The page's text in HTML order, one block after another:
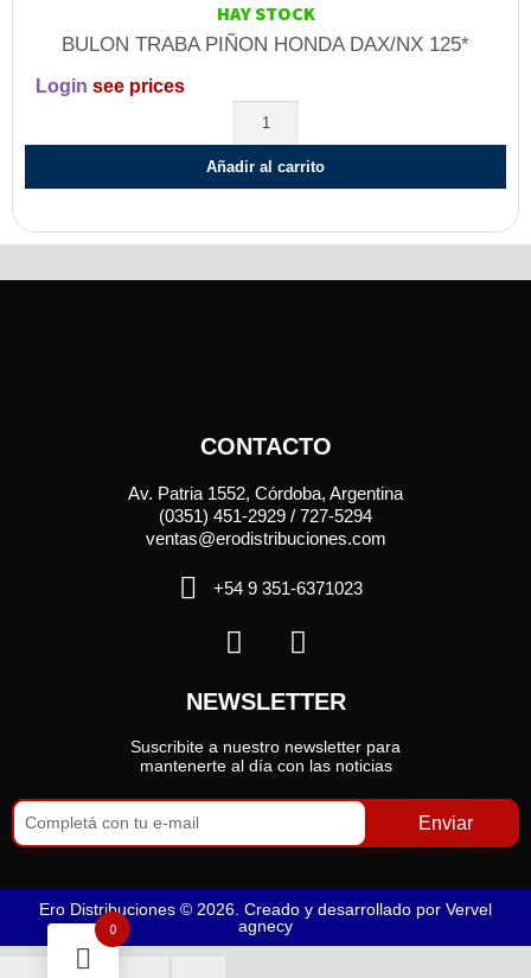
HAY STOCK
BULON TRABA PIÑON HONDA DAX/NX 125*
Login see prices
Añadir al carrito
CONTACTO
Av. Patria 1552, Córdoba, Argentina
(0351) 451-2929 / 727-5294
ventas@erodistribuciones.com
+54 9 351-6371023
NEWSLETTER
Suscribite a nuestro newsletter para
mantenerte al día con las noticias
Enviar
Ero Distribuciones © 2026. Creado y desarrollado por Vervel
agnecy
0